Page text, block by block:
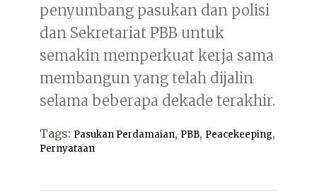
penyumbang pasukan dan polisi
dan Sekretariat PBB untuk
semakin memperkuat kerja sama
membangun yang telah dijalin
selama beberapa dekade terakhir.
Tags: Pasukan Perdamaian, PBB, Peacekeeping,
Pernyataan